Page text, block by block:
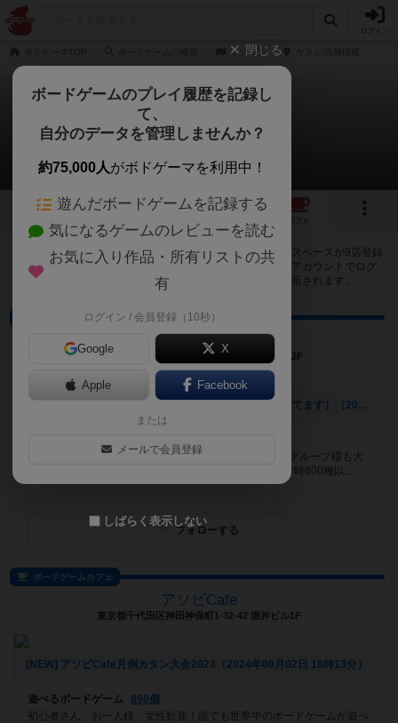
イゾルデ
イゾルデ
9店のカフェ/スペースが提供中
6 3
カフェ
イゾルデで遊ぶことができるボードゲームカフェ・プレイスペースが9店登録
されています。公開プロフィールの都道府県が設定されたアカウントでログ
インすると、同じ都道府県内の店舗に絞り込むボタンが表示されます。
ボードゲームカフェ
hello coffee stand
滋賀県大津市大萱一丁目18-7グロワール赤羽2F
[NEW] 水曜日はイベントも行ってます（※通常営業もしてます）（2024年11月22日 16時51分）
JR瀬田駅 徒歩1分（京都駅から18分）！ おひとり様もグループ様も大
歓迎！未経験者〜上級者向け新作から過去の名作まで常時600種以...
フォローする
ボードゲームカフェ
アソビCafe
東京都千代田区神田神保町1-32-42 堀井ビル1F
[NEW] アソビCafe月例カタン大会2024（2024年08月02日 18時13分）
遊べるボードゲーム
890個
初心者さん、お一人様、女性歓迎！誰でも世界中のボードゲームが遊べ
閉じる
ボードゲームのプレイ履歴を記録し
て、
自分のデータを管理しませんか？
約75,000人がボドゲーマを利用中！
遊んだボードゲームを記録する
気になるゲームのレビューを読む
お気に入り作品・所有リストの共
有
ログイン / 会員登録（10秒）
Google X
Apple Facebook
または
メールで会員登録
しばらく表示しない